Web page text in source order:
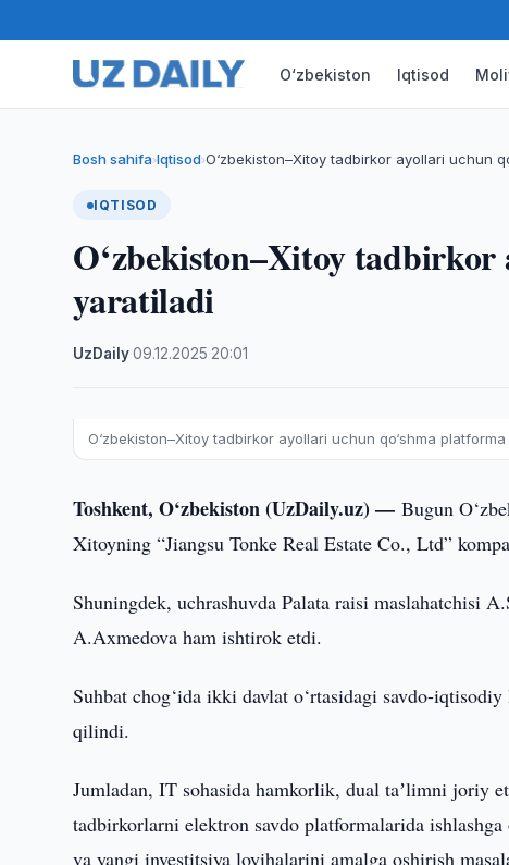
O‘zbekiston Iqtisod
Bosh sahifa›Iqtisod›O‘zbekiston–Xitoy tadbirkor ayollari uchun
IQTISOD
O‘zbekiston–Xitoy
yaratiladi
UzDaily·09.12.2025 20:01
O‘zbekiston–Xitoy tadbirkor ayollari uchun qo‘shma
Toshkent, O‘zbekiston (UzDaily.uz) —Bugun
Xitoyning “Jiangsu Tonke Real Estate Co., Ltd”
Shuningdek, uchrashuvda Palata raisi maslahatchisi
A.Axmedova ham ishtirok etdi.
Suhbat chog‘ida ikki davlat o‘rtasidagi savdo-
qilindi.
Jumladan, IT sohasida hamkorlik, dual taʼlimni joriy
tadbirkorlarni elektron savdo platformalarida
va yangi investitsiya loyihalarini amalga oshirish